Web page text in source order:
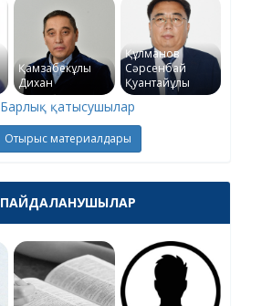
Қамзабекұлы
Дихан
Құлманов
Сәрсенбай
Қуантайұлы
Барлық қатысушылар
Отырыс материалдары
ПАЙДАЛАНУШЫЛАР